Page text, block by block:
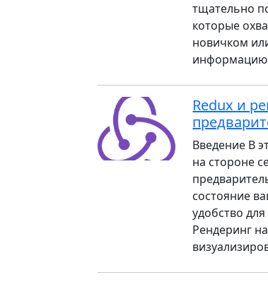
тщательно
которые
новичком
информацию
Redux и
Введение В
на стороне
состояние
удобство
Рендеринг